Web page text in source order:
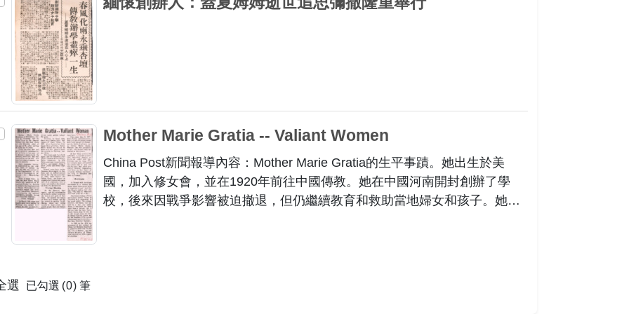
Mother Marie Gratia -- Valiant Women
China Post新聞報導內容：Mother Marie Gratia的生平事蹟。她出生於美
國，加入修女會，並在1920年前往中國傳教。她在中國河南開封創辦了學
校，後來因戰爭影響被迫撤退，但仍繼續教育和救助當地婦女和孩子。她後
選 已勾選 0 筆